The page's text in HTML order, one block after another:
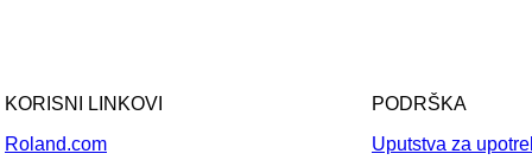
KORISNI LINKOVI
Roland.com
PODRŠKA
Uputstva za